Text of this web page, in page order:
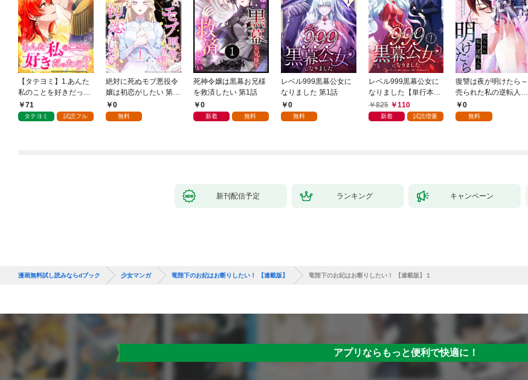
【タテヨミ】1.あんた
私のことを好きだった
の？
71
タテヨミ 試読フル
絶対に死ぬモブ悪役令
嬢は初恋がしたい 第1
話0
無料
死神令嬢は黒幕お兄様
を救済したい 第1話
0
新着 無料
レベル999黒幕公女に
なりました 第1話
0
無料
レベル999黒幕公女に
なりました【単行本
版】 1巻
825 110
新着 試読増量
復讐は夜が明けたら～
売られた私の逆転人生
(1)0
無料
新刊配信予定 ランキング キャンペーン
漫画無料試し読みならdブック 少女マンガ 竜陛下のお妃はお断りしたい！ 【連載版】 竜陛下のお妃はお断りしたい！ 【連載版】１
アプリならもっと便利で快適に！